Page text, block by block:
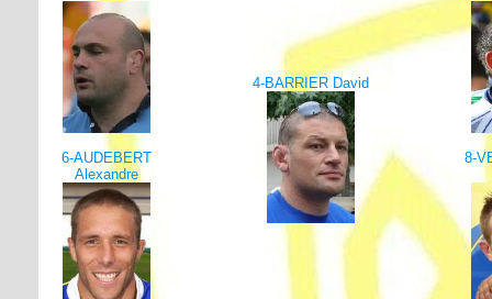
4-BARRIER David
6-AUDEBERT
Alexandre
8-